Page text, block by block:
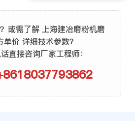
或需了解 上海建冶磨粉机磨
单价 详细技术参数？
直接咨询厂家工程师：